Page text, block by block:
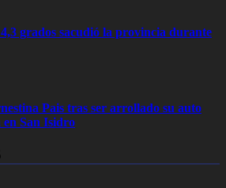
grados sacudió la provincia durante
Pais tras ser arrollado su auto
en San Isidro